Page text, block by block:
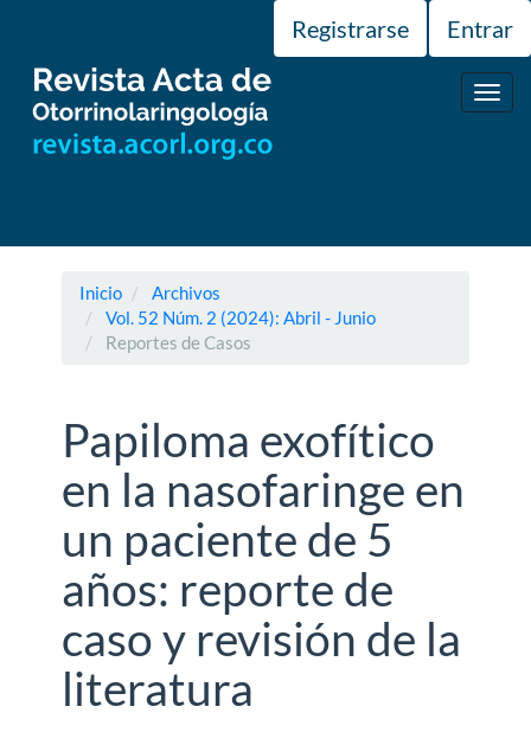
principal
Barra
lateral
Registrarse Entrar
Inicio
Archivos
Vol. 52 Núm. 2 (2024): Abril - Junio
Reportes de Casos
Papiloma exofítico
en la nasofaringe en
un paciente de 5
años: reporte de
caso y revisión de la
literatura